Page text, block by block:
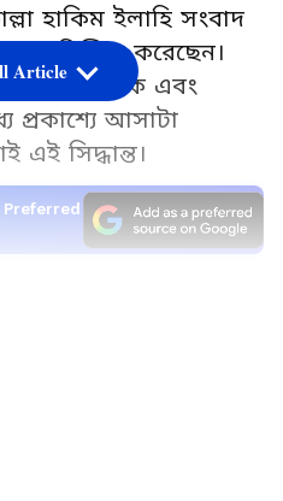
হাকিম ইলাহি সংবাদ
নিশ্চিত করেছেন।
হুমকি এবং
প্রকাশ্যে আসাটা
এই সিদ্ধান্ত।
Preferred
Article